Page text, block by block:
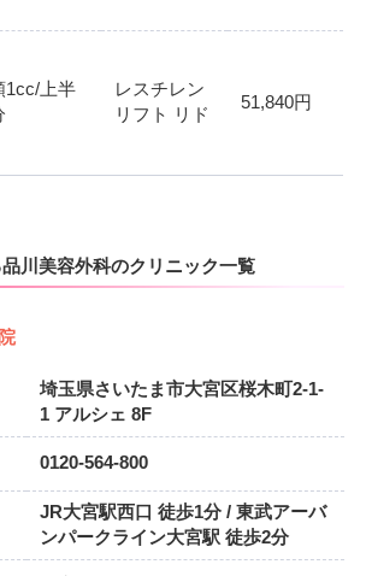
1cc/上半
レスチレン
リフト リド
51,840円
川美容外科のクリニック一覧
埼玉県さいたま市大宮区桜木町2-1-
1 アルシェ 8F
0120-564-800
JR大宮駅西口 徒歩1分 / 東武アーバ
ンパークライン大宮駅 徒歩2分